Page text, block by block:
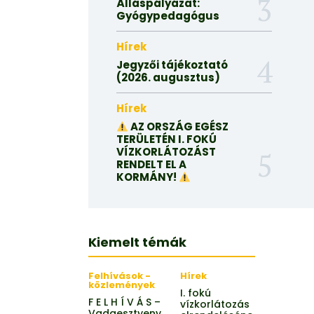
Álláspályázat:
Gyógypedagógus
Hírek
Jegyzői tájékoztató
(2026. augusztus)
Hírek
AZ ORSZÁG EGÉSZ
TERÜLETÉN I. FOKÚ
VÍZKORLÁTOZÁST
RENDELT EL A
KORMÁNY!
Kiemelt témák
Felhívások -
közlemények
F E L H Í V Á S –
Hírek
I. fokú
vízkorlátozás